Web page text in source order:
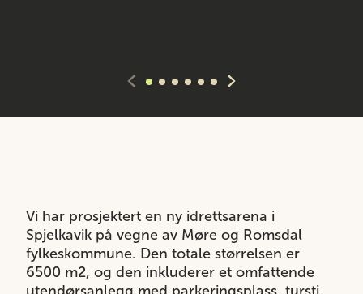
Vi har prosjektert en ny idrettsarena i
Spjelkavik på vegne av Møre og Romsdal
fylkeskommune. Den totale størrelsen er
6500 m2, og den inkluderer et omfattende